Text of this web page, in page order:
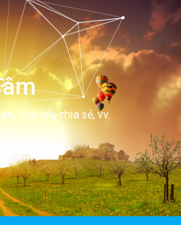
học hỏi, chia sẻ, vv.